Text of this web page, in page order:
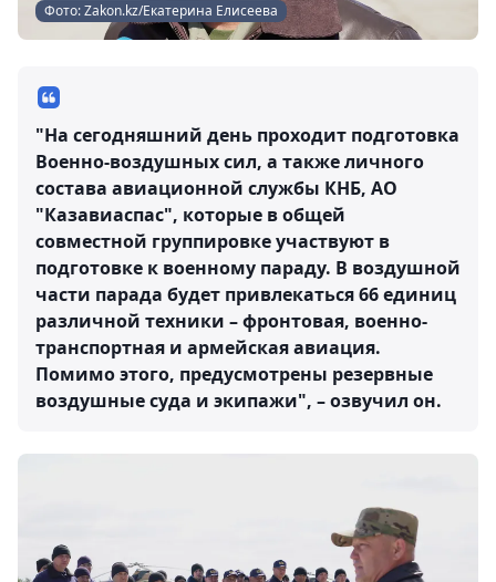
Фото: Zakon.kz/Екатерина Елисеева
"На сегодняшний день проходит подготовка
Военно-воздушных сил, а также личного
состава авиационной службы КНБ, АО
"Казавиаспас", которые в общей
совместной группировке участвуют в
подготовке к военному параду. В воздушной
части парада будет привлекаться 66 единиц
различной техники – фронтовая, военно-
транспортная и армейская авиация.
Помимо этого, предусмотрены резервные
воздушные суда и экипажи", – озвучил он.